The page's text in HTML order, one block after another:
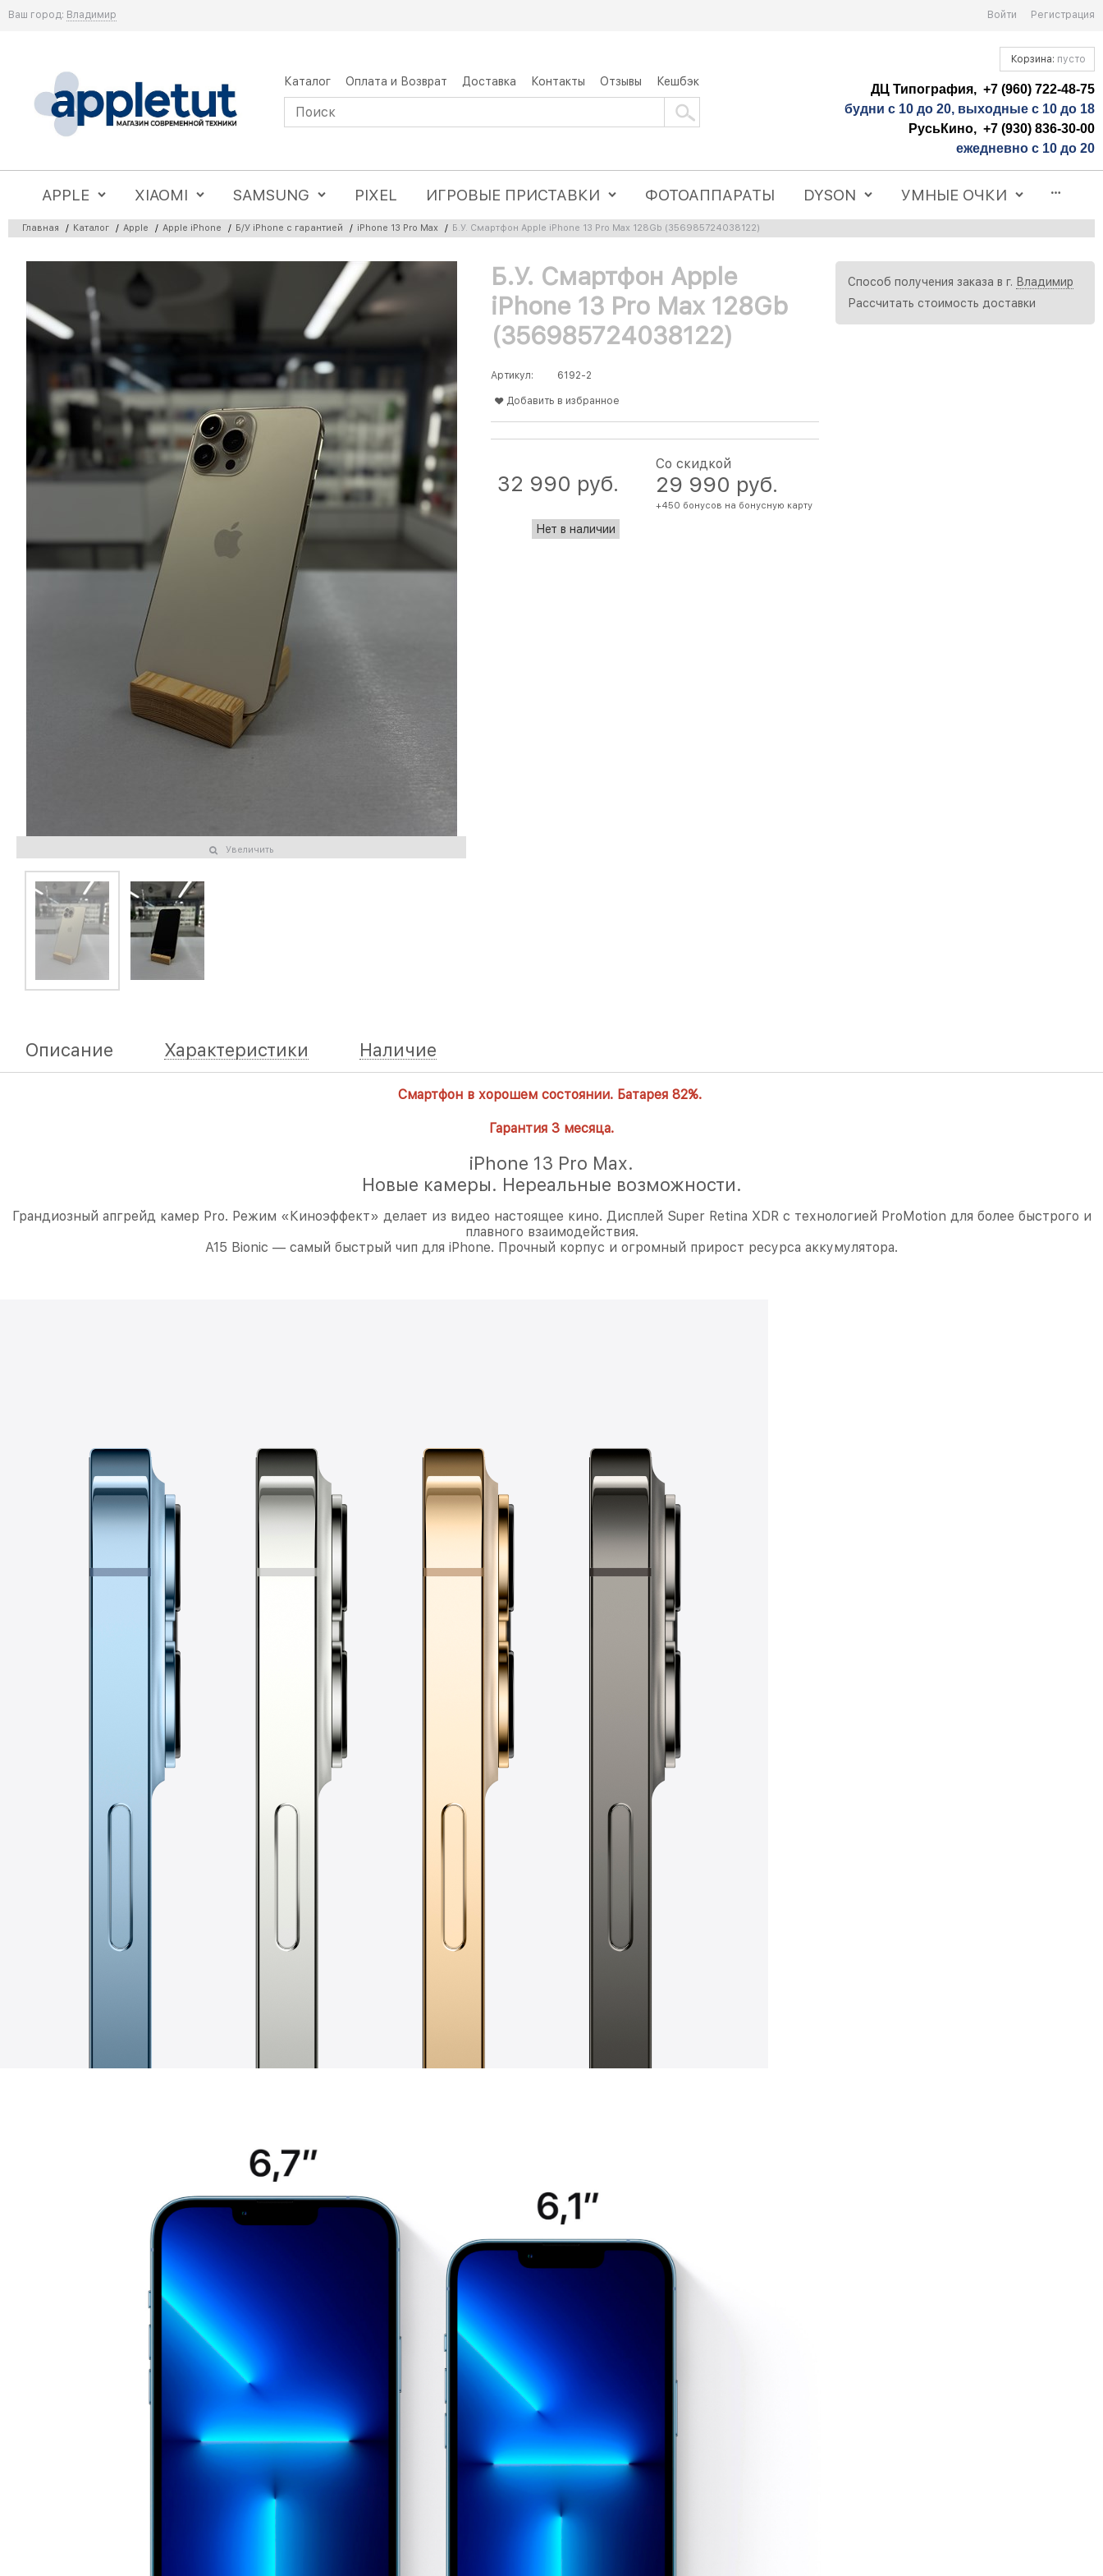
Ваш город: Владимир Войти Регистрация
Каталог Оплата и Возврат Доставка Контакты Отзывы Кешбэк
Корзина: пусто
ДЦ Типография, +7 (960) 722-48-75
будни с 10 до 20, выходные с 10 до 18
РусьКино, +7 (930) 836-30-00
ежедневно с 10 до 20
APPLE XIAOMI SAMSUNG PIXEL ИГРОВЫЕ ПРИСТАВКИ ФОТОАППАРАТЫ DYSON УМНЫЕ ОЧКИ
Главная / Каталог / Apple / Apple iPhone / Б/У iPhone с гарантией / iPhone 13 Pro Max / Б.У. Смартфон Apple iPhone 13 Pro Max 128Gb (356985724038122)
Увеличить
Б.У. Смартфон Apple
iPhone 13 Pro Max 128Gb
(356985724038122)
Артикул: 6192-2
Добавить в избранное
29 990 руб.
+450 бонусов на бонусную карту
Со скидкой
32 990 руб.
Нет в наличии
Способ получения заказа в г. Владимир
Рассчитать стоимость доставки
Описание Характеристики Наличие
Смартфон в хорошем состоянии. Батарея 82%.
Гарантия 3 месяца.
iPhone 13 Pro Max.
Новые камеры. Нереальные возможности.
Грандиозный апгрейд камер Pro. Режим «Киноэффект» делает из видео настоящее кино. Дисплей Super Retina XDR с технологией ProMotion для более быстрого и
плавного взаимодействия.
А15 Bionic — самый быстрый чип для iPhone. Прочный корпус и огромный прирост ресурса аккумулятора.